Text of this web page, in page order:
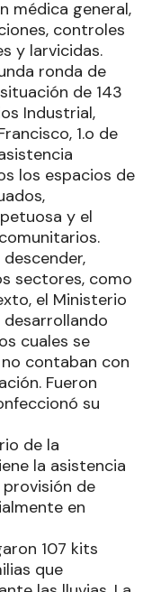
médica general,
controles
y larvicidas.
ronda de
de 143
Industrial,
1.o de
los espacios de
y el
sectores, como
el Ministerio
cuales se
contaban con
Fueron
su
de la
la asistencia
de
en
107 kits
que